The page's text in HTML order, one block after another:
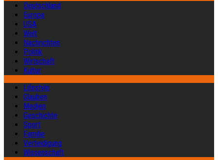
Deutschland
Europa
USA
Welt
Nachrichten
Politik
Wirtschaft
Kultur
Lifestyle
Glauben
Medien
Geschichte
Sport
Familie
Verteidigung
Wissenschaft